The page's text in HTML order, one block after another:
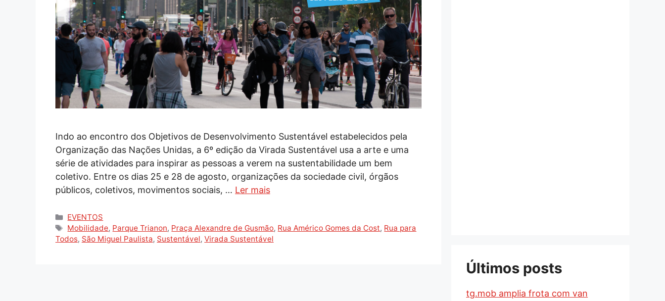
Indo ao encontro dos Objetivos de Desenvolvimento Sustentável estabelecidos pela
Organização das Nações Unidas, a 6º edição da Virada Sustentável usa a arte e uma
série de atividades para inspirar as pessoas a verem na sustentabilidade um bem
coletivo. Entre os dias 25 e 28 de agosto, organizações da sociedade civil, órgãos
públicos, coletivos, movimentos sociais, … Ler mais
Categorias
EVENTOS
Tags
Mobilidade, Parque Trianon, Praça Alexandre de Gusmão, Rua Américo Gomes da Cost, Rua para
Todos, São Miguel Paulista, Sustentável, Virada Sustentável
Últimos posts
tg.mob amplia frota com van